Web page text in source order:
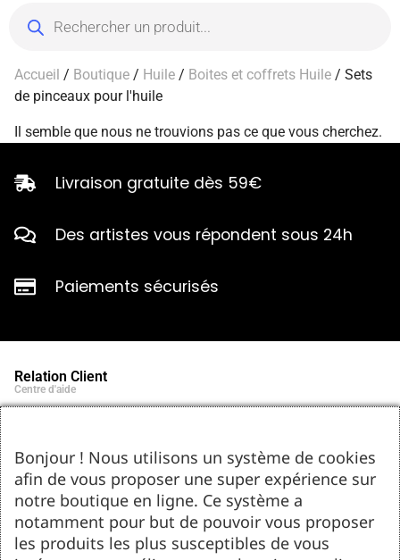
Accueil / Boutique / Huile / Boites et coffrets Huile / Sets
de pinceaux pour l'huile
Il semble que nous ne trouvions pas ce que vous cherchez.
Livraison gratuite dès 59€
Des artistes vous répondent sous 24h
Paiements sécurisés
Relation Client
Centre d'aide
Contact
Tel : 05.55.75.03.00
Email : contact@bozar-passion.com
Bozar Passion SARL
1 allée Louis Breguet
87220 Feytiat
Ressources d'artistes
Bonjour ! Nous utilisons un système de cookies
afin de vous proposer une super expérience sur
notre boutique en ligne. Ce système a
notamment pour but de pouvoir vous proposer
les produits les plus susceptibles de vous